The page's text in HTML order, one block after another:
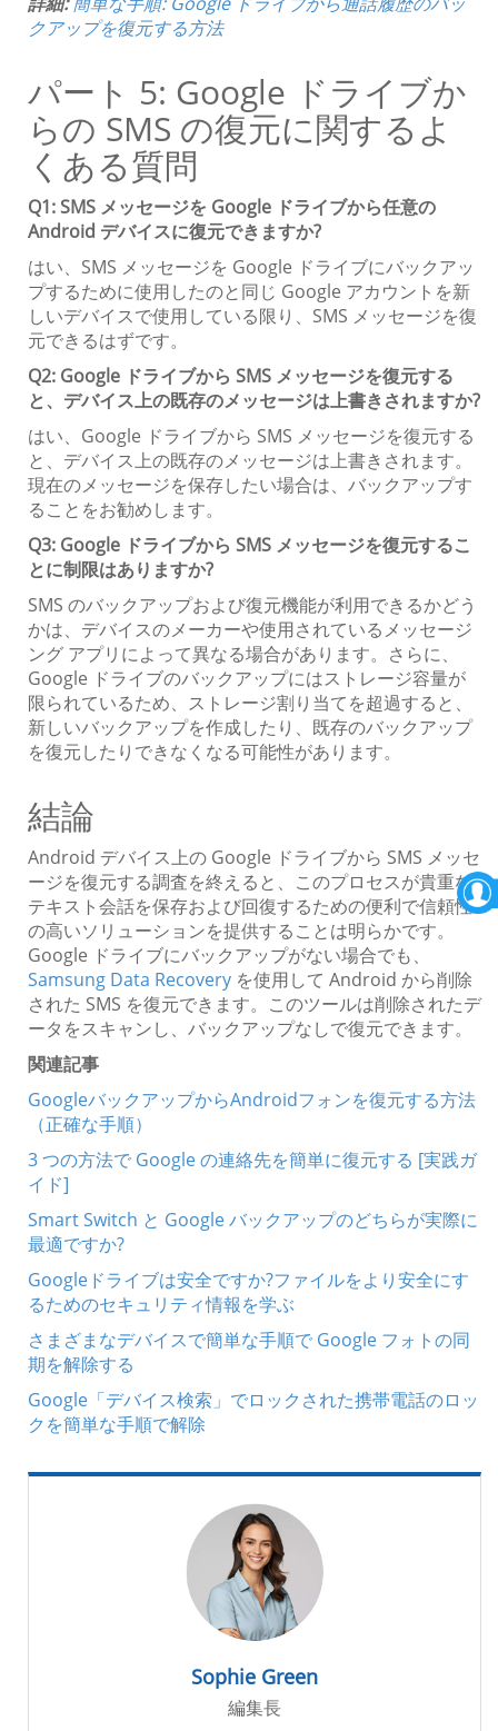
クアップを復元する方法
パート 5: Google ドライブか
らの SMS の復元に関するよ
くある質問
Q1: SMS メッセージを Google ドライブから任意の
Android デバイスに復元できますか?
はい、SMS メッセージを Google ドライブにバックアッ
プするために使用したのと同じ Google アカウントを新
しいデバイスで使用している限り、SMS メッセージを復
元できるはずです。
Q2: Google ドライブから SMS メッセージを復元する
と、デバイス上の既存のメッセージは上書きされますか?
はい、Google ドライブから SMS メッセージを復元する
と、デバイス上の既存のメッセージは上書きされます。
現在のメッセージを保存したい場合は、バックアップす
ることをお勧めします。
Q3: Google ドライブから SMS メッセージを復元するこ
とに制限はありますか?
SMS のバックアップおよび復元機能が利用できるかどう
かは、デバイスのメーカーや使用されているメッセージ
ング アプリによって異なる場合があります。さらに、
Google ドライブのバックアップにはストレージ容量が
限られているため、ストレージ割り当てを超過すると、
新しいバックアップを作成したり、既存のバックアップ
を復元したりできなくなる可能性があります。
結論
Android デバイス上の Google ドライブから SMS メッセ
ージを復元する調査を終えると、このプロセスが貴重な
テキスト会話を保存および回復するための便利で信頼性
の高いソリューションを提供することは明らかです。
Google ドライブにバックアップがない場合でも、
Samsung Data Recovery を使用して Android から削除
された SMS を復元できます。このツールは削除されたデ
ータをスキャンし、バックアップなしで復元できます。
関連記事
GoogleバックアップからAndroidフォンを復元する方法
（正確な手順）
3 つの方法で Google の連絡先を簡単に復元する [実践ガ
イド]
Smart Switch と Google バックアップのどちらが実際に
最適ですか?
Googleドライブは安全ですか?ファイルをより安全にす
るためのセキュリティ情報を学ぶ
さまざまなデバイスで簡単な手順で Google フォトの同
期を解除する
Google「デバイス検索」でロックされた携帯電話のロッ
クを簡単な手順で解除
Sophie Green
編集長